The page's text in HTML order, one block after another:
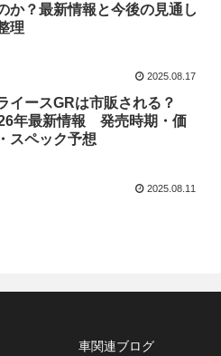
か？最新情報と今後の見通し
理
2025.08.17
イースGRは市販される？
年最新情報 発売時期・価
スペック予想
2025.08.11
車関連ブログ